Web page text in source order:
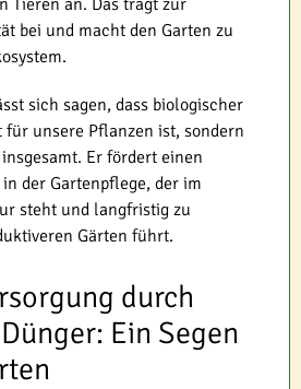
Tieren an. Das trägt zur
bei und macht den Garten zu
sich sagen, dass biologischer
unsere Pflanzen ist, sondern
Er fördert einen
der Gartenpflege, der im
steht und langfristig zu
Gärten führt.
durch
Ein Segen